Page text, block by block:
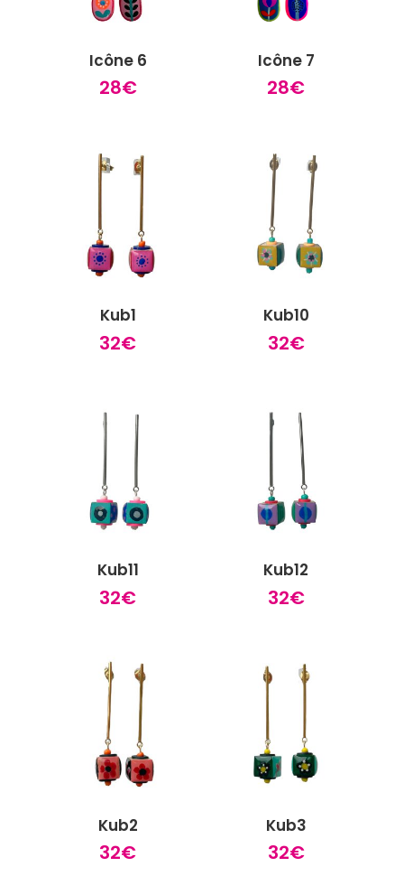
Icône 6
28€
Icône 7
28€
Kub1
32€
Kub10
32€
Kub11
32€
Kub12
32€
Kub2
32€
Kub3
32€